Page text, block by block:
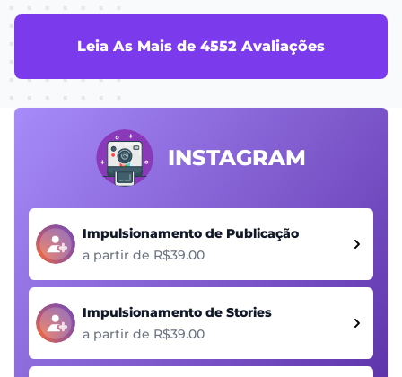
Leia As Mais de 4552 Avaliações
INSTAGRAM
Impulsionamento de Publicação
a partir de R$39.00
Impulsionamento de Stories
a partir de R$39.00